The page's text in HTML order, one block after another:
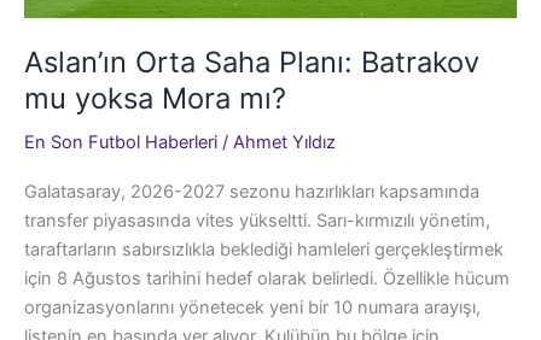
Aslan’ın Orta Saha Planı: Batrakov
mu yoksa Mora mı?
En Son Futbol Haberleri / Ahmet Yıldız
Galatasaray, 2026-2027 sezonu hazırlıkları kapsamında
transfer piyasasında vites yükseltti. Sarı-kırmızılı yönetim,
taraftarların sabırsızlıkla beklediği hamleleri gerçekleştirmek
için 8 Ağustos tarihini hedef olarak belirledi. Özellikle hücum
organizasyonlarını yönetecek yeni bir 10 numara arayışı,